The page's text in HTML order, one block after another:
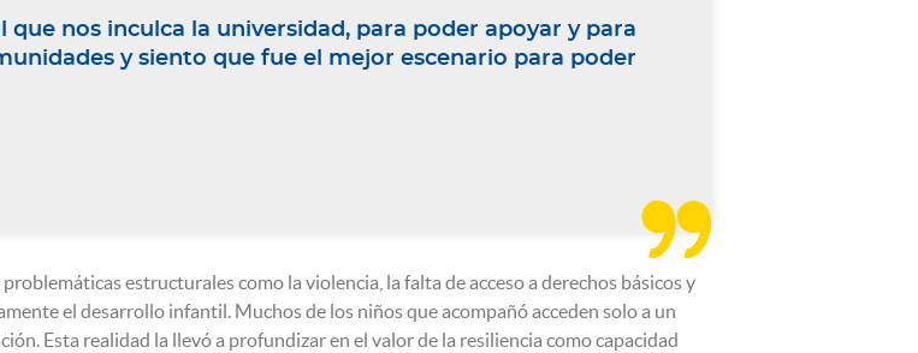
que nos inculca la universidad, para poder apoyar y para
y siento que fue el mejor escenario para poder

estructurales como la violencia, la falta de acceso a derechos básicos y
el desarrollo infantil. Muchos de los niños que acompañó acceden solo a un
Esta realidad la llevó a profundizar en el valor de la resiliencia como capacidad